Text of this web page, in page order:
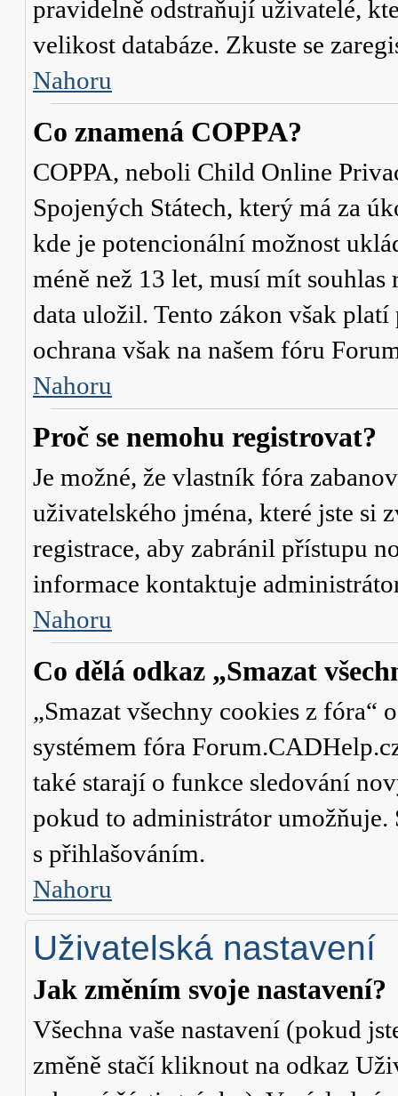
pravidelně odstraňují uživatelé,
velikost databáze. Zkuste se
Nahoru
Co znamená COPPA?
COPPA, neboli Child Online
Spojených Státech, který má za
kde je potencionální možnost
méně než 13 let, musí mít
data uložil. Tento zákon však
ochrana však na našem fóru
Nahoru
Proč se nemohu registrovat?
Je možné, že vlastník fóra
uživatelského jména, které jste
registrace, aby zabránil přístupu
informace kontaktuje
Nahoru
Co dělá odkaz „Smazat
„Smazat všechny cookies z fóra“
systémem fóra
také starají o funkce sledování
pokud to administrátor umožňuje.
s přihlašováním.
Nahoru
Uživatelská nastavení
Jak změním svoje nastavení?
Všechna vaše nastavení (pokud
změně stačí kliknout na odkaz